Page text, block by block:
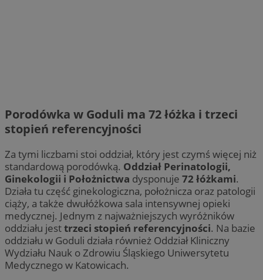
Porodówka w Goduli ma 72 łóżka i trzeci
stopień referencyjności
Za tymi liczbami stoi oddział, który jest czymś więcej niż
standardową porodówką. Oddział Perinatologii,
Ginekologii i Położnictwa dysponuje 72 łóżkami.
Działa tu część ginekologiczna, położnicza oraz patologii
ciąży, a także dwułóżkowa sala intensywnej opieki
medycznej. Jednym z najważniejszych wyróżników
oddziału jesttrzeci stopień referencyjności. Na bazie
oddziału w Goduli działa również Oddział Kliniczny
Wydziału Nauk o Zdrowiu Śląskiego Uniwersytetu
Medycznego w Katowicach.